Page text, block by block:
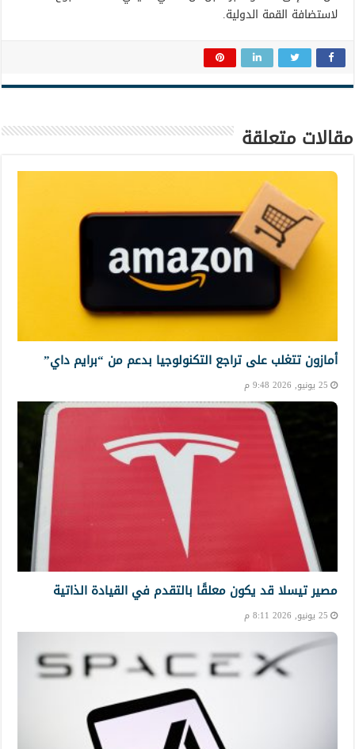
لاستضافة القمة الدولية.
مقالات متعلقة
أمازون تتغلب على تراجع التكنولوجيا بدعم من “برايم داي”
25 يونيو, 2026 9:48 م
مصير تيسلا قد يكون معلقًا بالتقدم في القيادة الذاتية
25 يونيو, 2026 8:11 م